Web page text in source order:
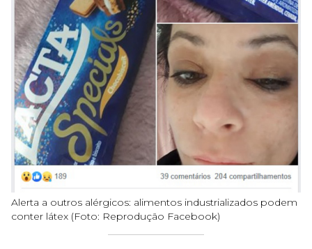
Alerta a outros alérgicos: alimentos industrializados podem
conter látex (Foto: Reprodução Facebook)